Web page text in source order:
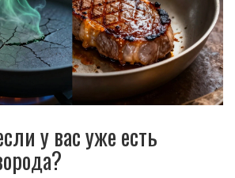
у вас уже есть